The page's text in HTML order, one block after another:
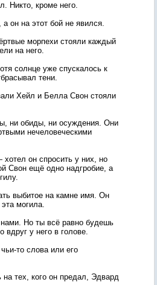
Никто, кроме него.
он на этот бой не явился.
морпехи стояли каждый
на него.
солнце уже спускалось к
тени.
Хейл и Белла Свон стояли
ни обиды, ни осуждения. Они
нечеловеческими
он спросить у них, но
Свон ещё одно надгробие, а
выбитое на камне имя. Он
могила.
Но ты всё равно будешь
у него в голове.
то слова или его
тех, кого он предал, Эдвард